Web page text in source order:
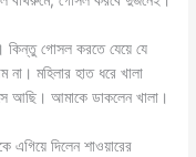
গোসল করতে যেয়ে যে
মহিলার হাত ধরে খালা
আছি। আমাকে ডাকলেন খালা।
এগিয়ে দিলেন শাওয়ারের